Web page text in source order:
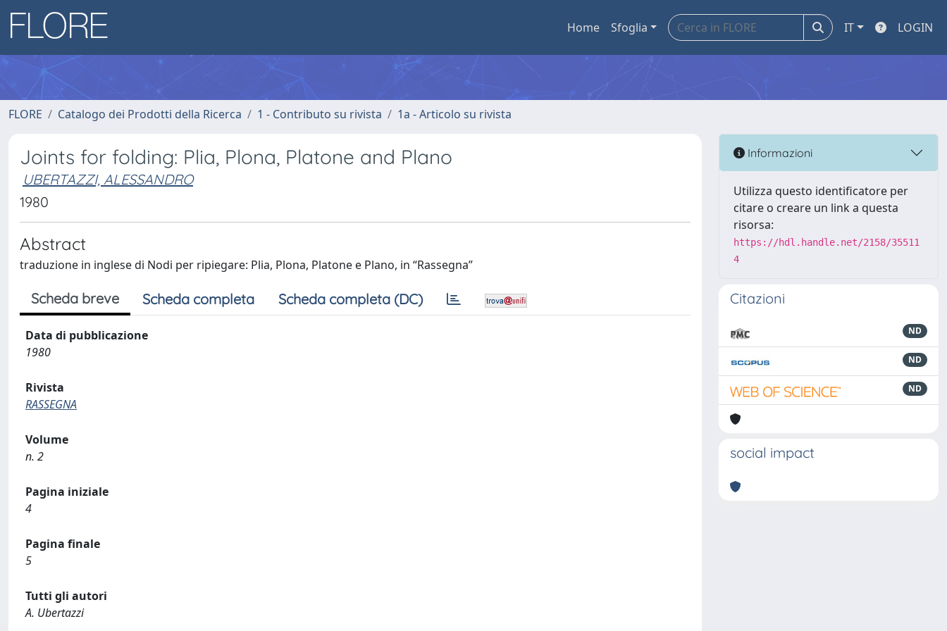
Home Sfoglia IT LOGIN
FLORE Catalogo dei Prodotti della Ricerca 1 - Contributo su rivista 1a - Articolo su rivista
Joints for folding: Plia, Plona, Platone and Plano
UBERTAZZI, ALESSANDRO
1980
Abstract
traduzione in inglese di Nodi per ripiegare: Plia, Plona, Platone e Plano, in “Rassegna”
Scheda breve Scheda completa Scheda completa (DC)
Data di pubblicazione
1980
Rivista
RASSEGNA
Volume
n. 2
Pagina iniziale
4
Pagina finale
5
Tutti gli autori
A. Ubertazzi
Informazioni
Utilizza questo identificatore per
citare o creare un link a questa
risorsa:
https://hdl.handle.net/2158/35511
4
Citazioni
ND
ND
ND
social impact